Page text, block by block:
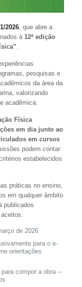
2026 , que abre a
à 12ª edição
pesquisas e
da área da
valorizando
acadêmica.
Física
em dia junto ao
em cursos
podem contar
estabelecidos
práticas no ensino,
em qualquer âmbito
publicados
de 2026
para o e-
orientações
compor a obra –